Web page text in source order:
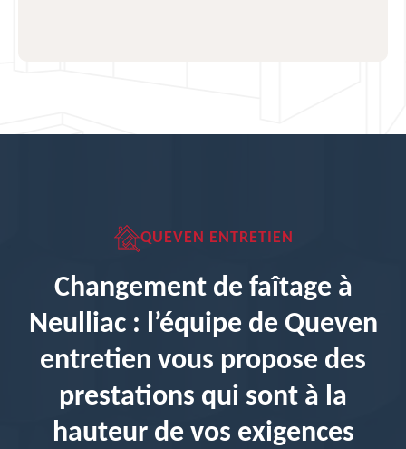
QUEVEN ENTRETIEN
Changement de faîtage à
Neulliac : l’équipe de Queven
entretien vous propose des
prestations qui sont à la
hauteur de vos exigences